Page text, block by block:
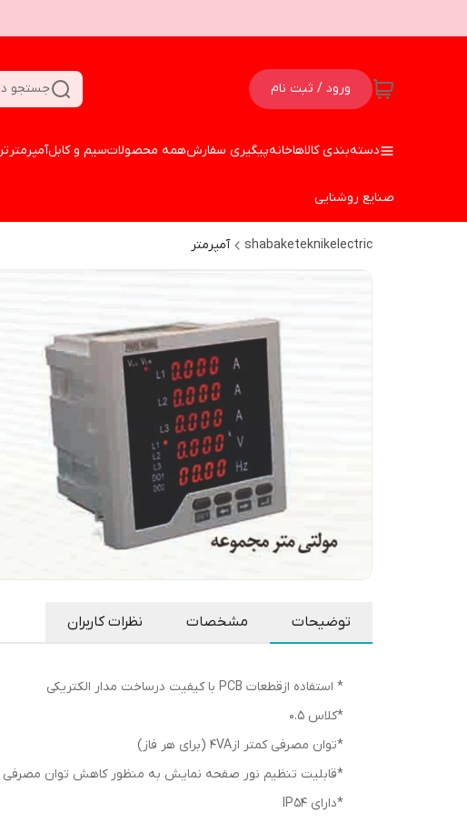
ورود / ثبت نام جستجو
دسته‌بندی کالاهاخانهپیگیری سفارشهمه محصولاتسیم و کابلآمپرمتر
صنایع روشنایی
shabaketeknikelectric آمپرمتر
توضیحات مشخصات نظرات کاربران
* استفاده ازقطعات PCB با کیفیت درساخت مدار الکتریکی
*کلاس 0.5
*توان مصرفی کمتر از4VA (برای هر فاز)
*قابلیت تنظیم نور صفحه نمایش به منظور کاهش توان مصرفی
*دارای IP54